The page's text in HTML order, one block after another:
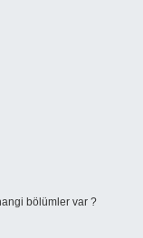
bölümler var ?